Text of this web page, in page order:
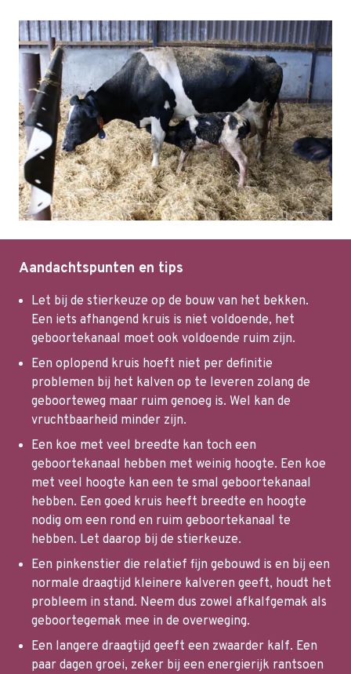
Aandachtspunten en tips
Let bij de stierkeuze op de bouw van het bekken.
Een iets afhangend kruis is niet voldoende, het
geboortekanaal moet ook voldoende ruim zijn.
Een oplopend kruis hoeft niet per definitie
problemen bij het kalven op te leveren zolang de
geboorteweg maar ruim genoeg is. Wel kan de
vruchtbaarheid minder zijn.
Een koe met veel breedte kan toch een
geboortekanaal hebben met weinig hoogte. Een koe
met veel hoogte kan een te smal geboortekanaal
hebben. Een goed kruis heeft breedte en hoogte
nodig om een rond en ruim geboortekanaal te
hebben. Let daarop bij de stierkeuze.
Een pinkenstier die relatief fijn gebouwd is en bij een
normale draagtijd kleinere kalveren geeft, houdt het
probleem in stand. Neem dus zowel afkalfgemak als
geboortegemak mee in de overweging.
Een langere draagtijd geeft een zwaarder kalf. Een
paar dagen groei, zeker bij een energierijk rantsoen